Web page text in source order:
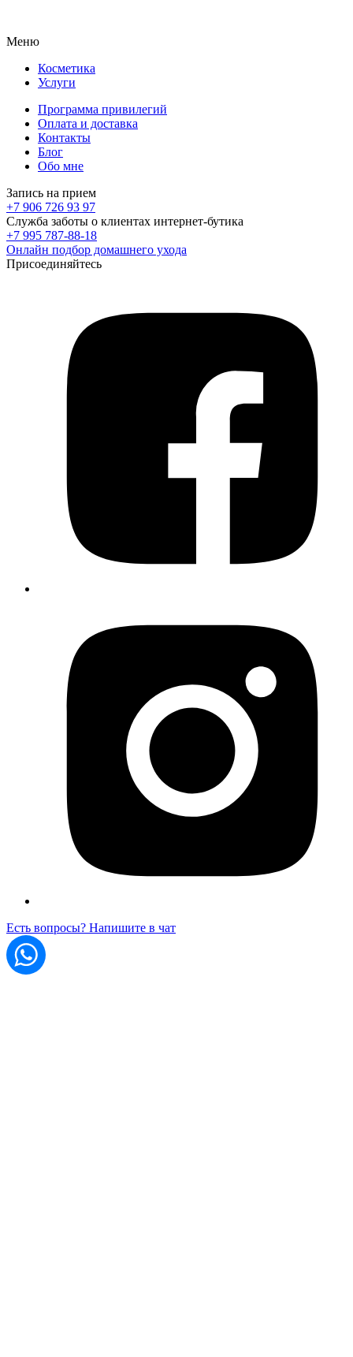
Меню
Косметика
Услуги
Программа привилегий
Оплата и доставка
Контакты
Блог
Обо мне
Запись на прием
+7 906 726 93 97
Служба заботы о клиентах интернет-бутика
+7 995 787-88-18
Онлайн подбор домашнего ухода
Присоединяйтесь
Есть вопросы? Напишите в чат